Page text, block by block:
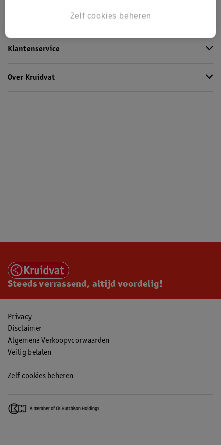
Klantenservice
Over Kruidvat
Steeds verrassend, altijd voordelig!
Privacy
Disclaimer
Algemene Verkoopvoorwaarden
Veilig betalen
Zelf cookies beheren
Zelf cookies beheren